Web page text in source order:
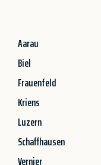
Aarau
Biel
Frauenfeld
Kriens
Luzern
Schaffhausen
Vernier